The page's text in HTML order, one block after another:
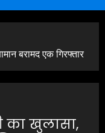
बरामद एक गिरफ्तार
का खुलासा,